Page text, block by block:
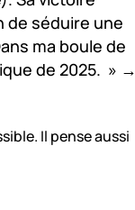
de séduire une
ma boule de
de 2025. » →
Il pense aussi